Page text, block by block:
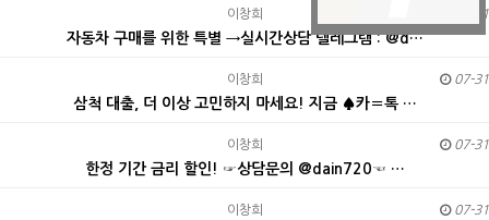
이창희 07-31
자동차 구매를 위한 특별 →실시간상담 텔레그램 : @d…
이창희 07-31
삼척 대출, 더 이상 고민하지 마세요! 지금 ♠카〓톡 …
이창희 07-31
한정 기간 금리 할인! ☞상담문의 @dain720☜ …
이창희 07-31